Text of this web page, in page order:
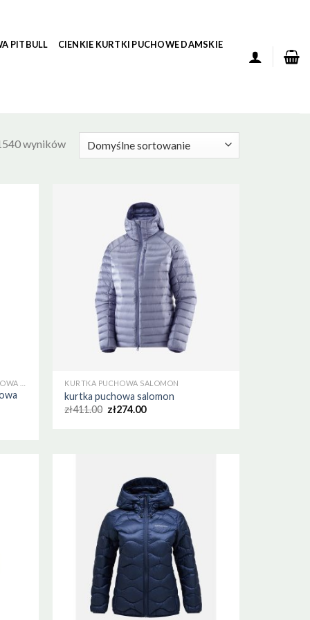
PITBULL CIENKIE KURTKI PUCHOWE DAMSKIE
wyników
KURTKA PUCHOWA SALOMON
kurtka puchowa salomon
zł411.00 zł274.00